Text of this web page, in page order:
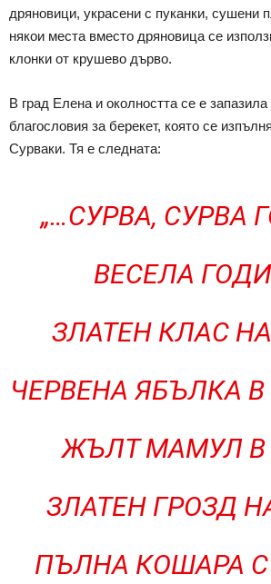
дряновици, украсени с пуканки, сушени
някои места вместо дряновица се
клонки от крушево дърво.
В град Елена и околността се е
благословия за берекет, която се
Сурваки. Тя е следната:
„…СУРВА, СУРВА
ВЕСЕЛА
ЗЛАТЕН КЛАС
ЧЕРВЕНА ЯБЪЛКА
ЖЪЛТ МАМУЛ В
ЗЛАТЕН ГРОЗД
ПЪЛНА КОШАРА С